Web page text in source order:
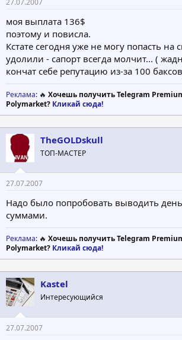
27.07.2007
моя выплата 136$
поэтому и повисла.
Кстате сегодня уже не могу попасть на
удолили - сапорт всегда молчит... (
кончат себе репутацию из-за 100
Реклама: 🔥 Хочешь получить Telegram
Polymarket? Кликай сюда!
TheGOLDskull
ТОП-МАСТЕР
27.07.2007
Надо было попробовать выводить
суммами.
Реклама: 🔥 Хочешь получить Telegram
Polymarket? Кликай сюда!
Kastel
Интересующийся
27.07.2007